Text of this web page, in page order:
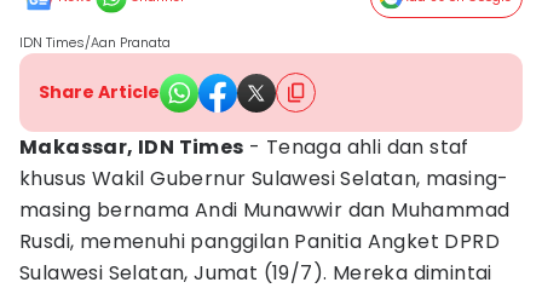
IDN Times/Aan Pranata
Share Article
Makassar, IDN Times - Tenaga ahli dan staf
khusus Wakil Gubernur Sulawesi Selatan, masing-
masing bernama Andi Munawwir dan Muhammad
Rusdi, memenuhi panggilan Panitia Angket DPRD
Sulawesi Selatan, Jumat (19/7). Mereka dimintai